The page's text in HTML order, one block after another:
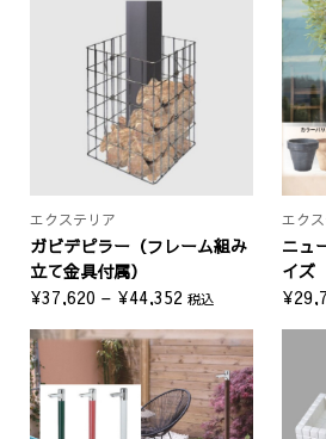
エクステリア
ガビデピラー（フレーム組み
立て金具付属）
¥37,620 – ¥44,352価
帯:
¥37,620
–
¥44,352
税込
エク
ニュ
イズ
¥